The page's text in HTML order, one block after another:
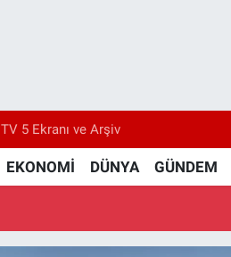
TV 5 Ekranı ve Arşiv
EKONOMİ DÜNYA GÜNDEM